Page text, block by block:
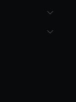
Agents via